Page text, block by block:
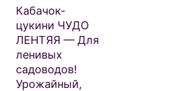
Кабачок-
цукини ЧУДО
ЛЕНТЯЯ — Для
ленивых
садоводов!
Урожайный,